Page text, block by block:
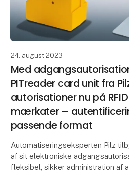
24. august 2023
Med
PITreader card unit fra
autorisationer nu på
mærkater –
passende format
Automatiseringseksperten Pilz
af sit elektroniske
fleksibel, sikker administration af